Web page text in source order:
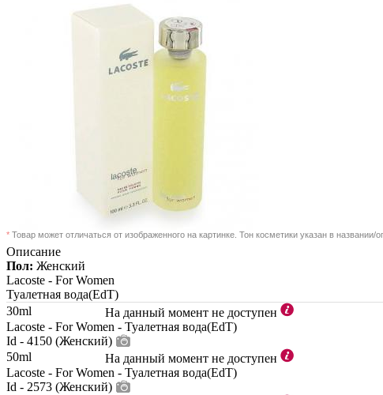
* Товар может отличаться от изображенного на картинке. Тон косметики указан в названии/
Описание
Пол: Женский
Lacoste - For Women
Туалетная вода(EdT)
30ml
На данный момент не доступен
Lacoste - For Women - Туалетная вода(EdT)
Id - 4150 (Женский)
50ml
На данный момент не доступен
Lacoste - For Women - Туалетная вода(EdT)
Id - 2573 (Женский)